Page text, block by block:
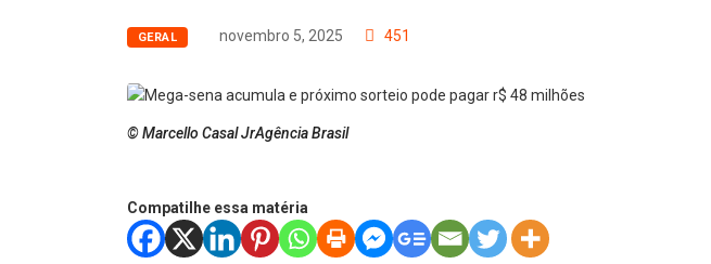
GERAL novembro 5, 2025 451
© Marcello Casal JrAgência Brasil
Compatilhe essa matéria